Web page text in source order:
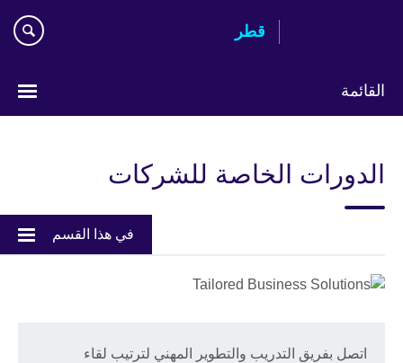
قطر
القائمة
الدورات الخاصة للشركات
في هذا القسم
اتصل بفريق التدريب والتطوير المهني لترتيب لقاء